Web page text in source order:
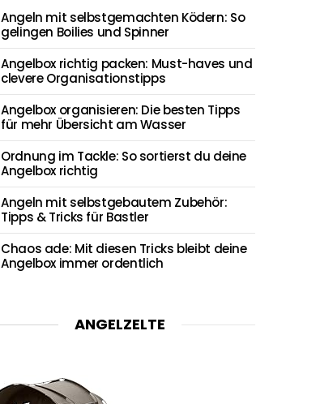
Angeln mit selbstgemachten Ködern: So
gelingen Boilies und Spinner
Angelbox richtig packen: Must-haves und
clevere Organisationstipps
Angelbox organisieren: Die besten Tipps
für mehr Übersicht am Wasser
Ordnung im Tackle: So sortierst du deine
Angelbox richtig
Angeln mit selbstgebautem Zubehör:
Tipps & Tricks für Bastler
Chaos ade: Mit diesen Tricks bleibt deine
Angelbox immer ordentlich
ANGELZELTE